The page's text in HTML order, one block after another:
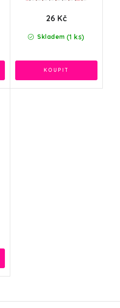
Skladem (1 ks)
26 Kč